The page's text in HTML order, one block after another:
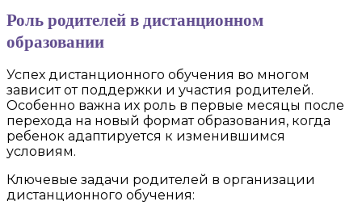
Роль родителей в дистанционном
образовании
Успех дистанционного обучения во многом
зависит от поддержки и участия родителей.
Особенно важна их роль в первые месяцы после
перехода на новый формат образования, когда
ребенок адаптируется к изменившимся
условиям.
Ключевые задачи родителей в организации
дистанционного обучения: